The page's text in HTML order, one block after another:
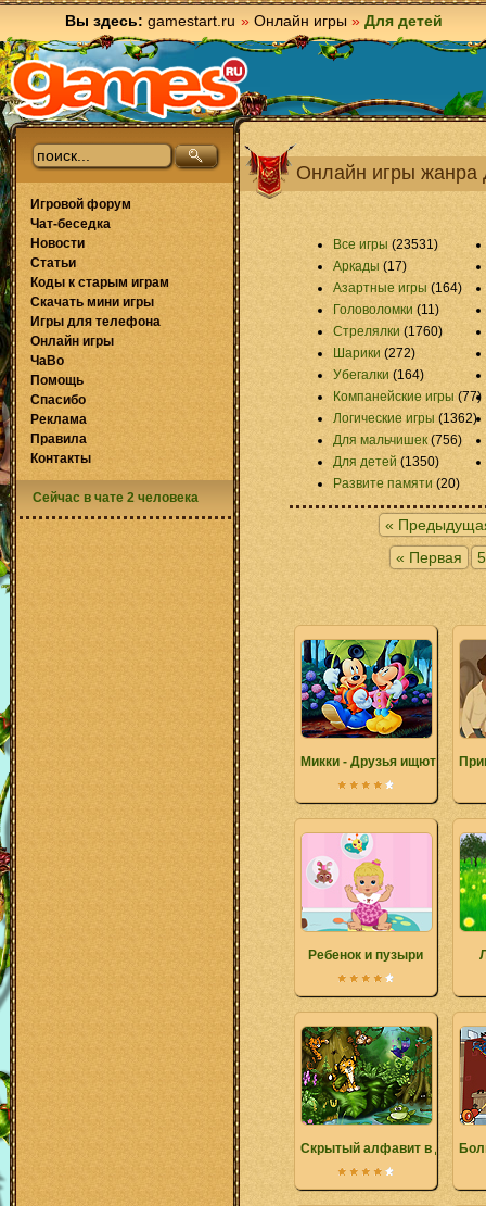
Вы здесь: gamestart.ru » Онлайн игры » Для детей
Онлайн игры жанра
Все игры (23531)
Аркады (17)
Азартные игры (164)
Головоломки (11)
Стрелялки (1760)
Шарики (272)
Убегалки (164)
Компанейские игры (77)
Логические игры (1362)
Для мальчишек(756)
Для детей (1350)
Развите памяти (20)
«
« Первая
Микки - Друзья ищют
Ребенок и пузыри
Скрытый алфавит в
Игровой форум
Чат-беседка
Новости
Статьи
Коды к старым играм
Скачать мини игры
Игры для телефона
Онлайн игры
ЧаВо
Помощь
Спасибо
Реклама
Правила
Контакты
Сейчас в чате 2 человека